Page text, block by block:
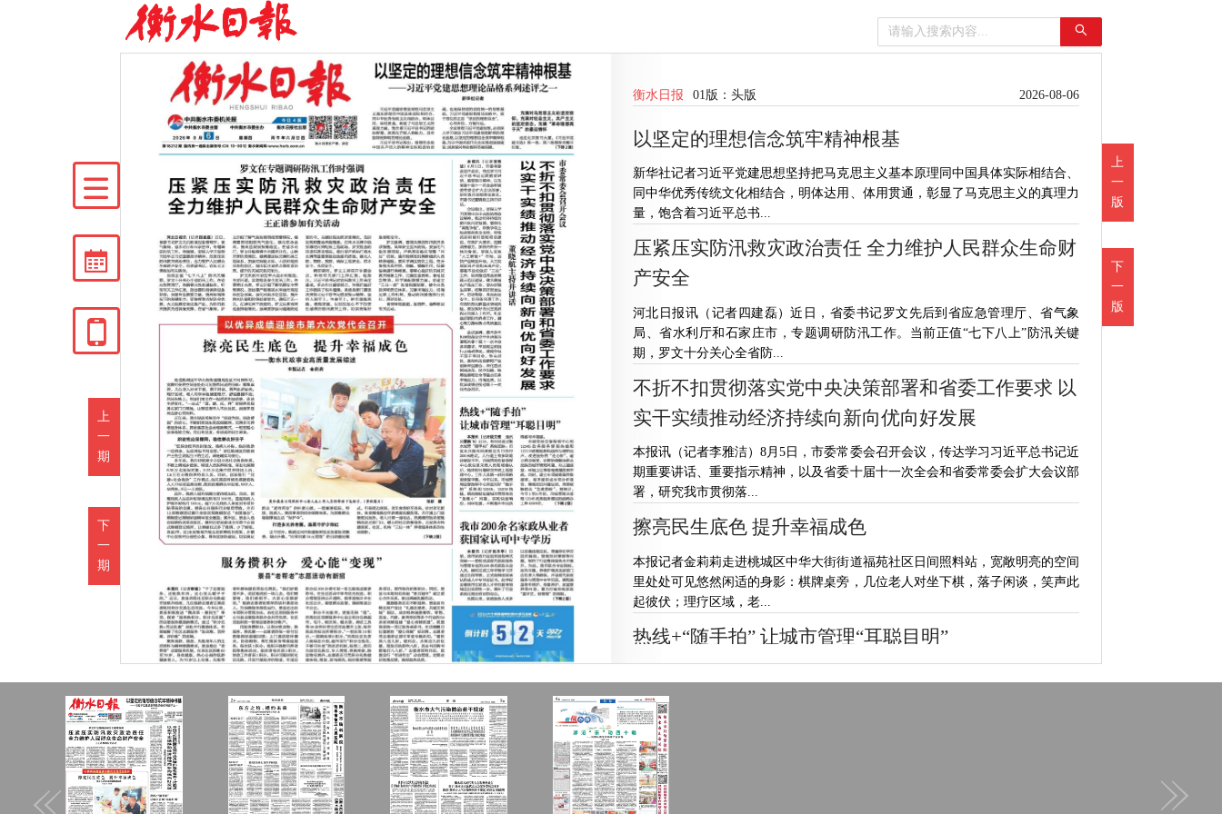
上
一
版
下
一
版
上
一
期
下
一
期
衡水日报 01版： 头版 2026-08-06
以坚定的理想信念筑牢精神根基
新华社记者习近平党建思想坚持把马克思主义基本原理同中国具体实际相结合、
同中华优秀传统文化相结合，明体达用、体用贯通，彰显了马克思主义的真理力
量，饱含着习近平总书...
压紧压实防汛救灾政治责任 全力维护人民群众生命财
产安全
河北日报讯（记者四建磊）近日，省委书记罗文先后到省应急管理厅、省气象
局、省水利厅和石家庄市，专题调研防汛工作。当前正值“七下八上”防汛关键
期，罗文十分关心全省防...
不折不扣贯彻落实党中央决策部署和省委工作要求 以
实干实绩推动经济持续向新向优向好发展
本报讯（记者李雅洁）8月5日，市委常委会召开会议，传达学习习近平总书记近
期重要讲话、重要指示精神，以及省委十届十一次全会和省委常委会扩大会议部
署，研究我市贯彻落...
擦亮民生底色 提升幸福成色
本报记者金莉莉走进桃城区中华大街街道福苑社区日间照料站，宽敞明亮的空间
里处处可见悠然闲适的身影：棋牌桌旁，几位老人对坐下棋，落子闲谈，笑声此
起彼伏；理疗区域，老...
热线+“随手拍” 让城市管理“耳聪目明”
深度用好“随手拍”系...
我市200余名家政从业者获国家认可中专学历
本报讯（记者张月亭）日前，我市家政行业迎来里程碑式突破——首批攻读现代
家政服务与管理专业的200余名家政从业人员，顺利完成三年学制学习并通过全


